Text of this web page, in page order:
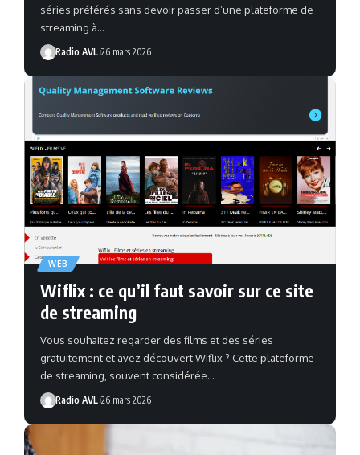
séries préférés sans devoir passer d’une plateforme de
streaming à…
Radio AVL 26 mars 2026
WEB
Wiflix : ce qu’il faut savoir sur ce site
de streaming
Vous souhaitez regarder des films et des séries
gratuitement et avez découvert Wiflix ? Cette plateforme
de streaming, souvent considérée…
Radio AVL 26 mars 2026